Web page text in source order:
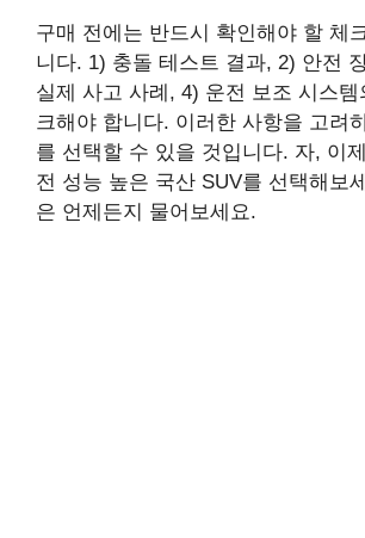
구매 전에는 반드시 확인해야 할 체
니다. 1) 충돌 테스트 결과, 2) 안전
실제 사고 사례, 4) 운전 보조 시스템
크해야 합니다. 이러한 사항을 고려
를 선택할 수 있을 것입니다. 자, 이
전 성능 높은 국산 SUV를 선택해보
은 언제든지 물어보세요.